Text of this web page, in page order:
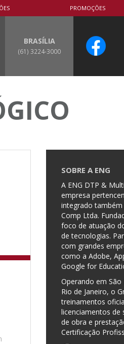
PROMOÇÕES
BRASÍLIA
(61) 3224-3000
SOBRE A ENG
A ENG DTP &
empresa
integrado também
Comp Ltda.
foco de atuação
de tecnologias.
com grandes
como a Adobe,
Google for
Operando em São
Rio de Janeiro, o
treinamentos
licenciamentos
de obra e
Certificação